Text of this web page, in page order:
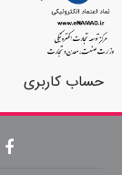
حساب کاربری